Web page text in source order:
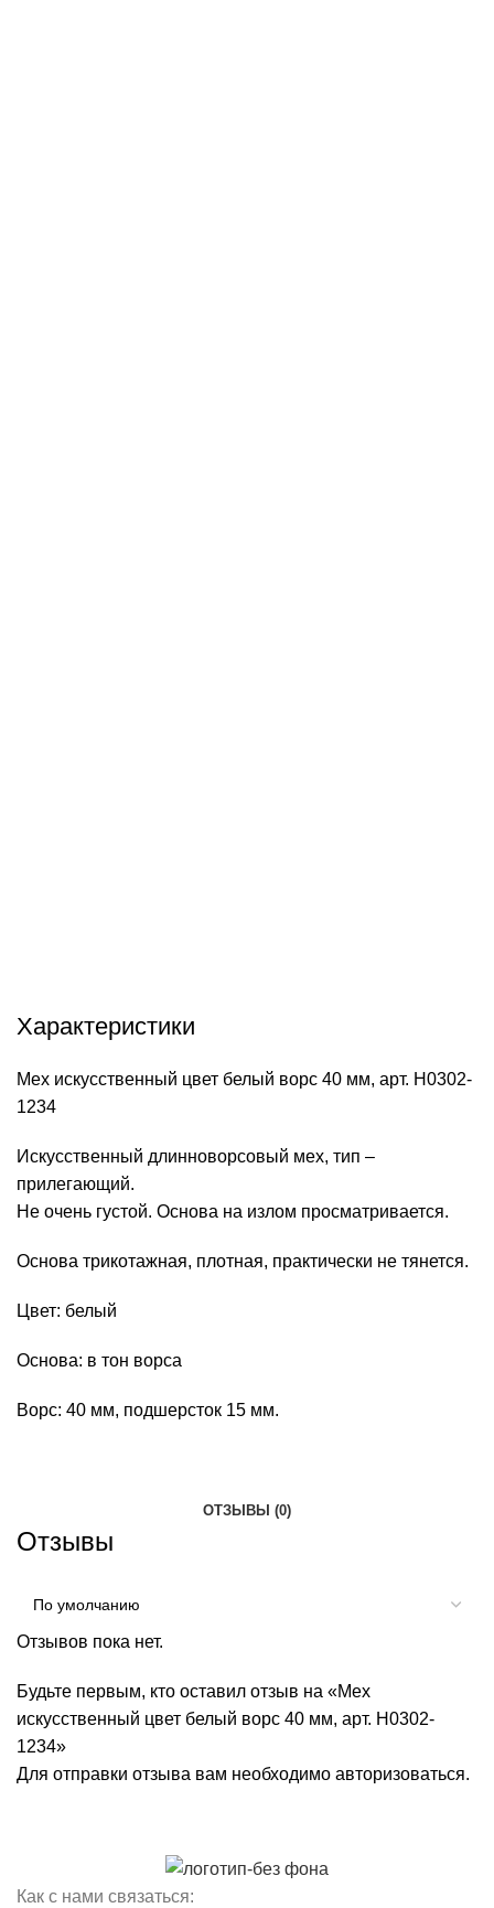
Характеристики
Мех искусственный цвет белый ворс 40 мм, арт. Н0302-
1234
Искусственный длинноворсовый мех, тип –
прилегающий.
Не очень густой. Основа на излом просматривается.
Основа трикотажная, плотная, практически не тянется.
Цвет: белый
Основа: в тон ворса
Ворс: 40 мм, подшерсток 15 мм.
ОТЗЫВЫ (0)
Отзывы
Отзывов пока нет.
Будьте первым, кто оставил отзыв на «Мех
искусственный цвет белый ворс 40 мм, арт. Н0302-
1234»
Для отправки отзыва вам необходимо авторизоваться.
Как с нами связаться: